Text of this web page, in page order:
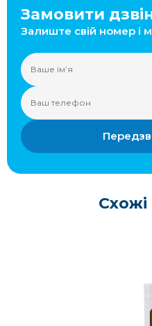
Замовити
Залиште свій номер і